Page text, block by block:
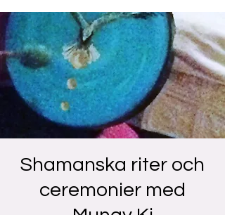
Shamanska riter och
ceremonier med